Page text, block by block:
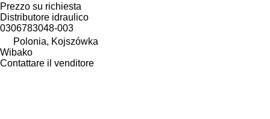
Prezzo su richiesta
Distributore idraulico
0306783048-003
Polonia, Kojszówka
Wibako
Contattare il venditore